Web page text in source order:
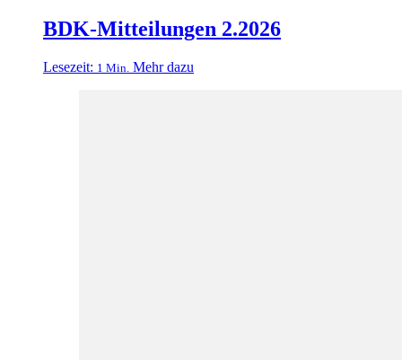
BDK-Mitteilungen 2.2026
Lesezeit: 1 Min. Mehr dazu